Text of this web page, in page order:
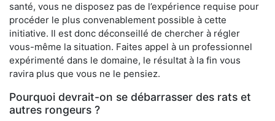
santé, vous ne disposez pas de l’expérience requise pour
procéder le plus convenablement possible à cette
initiative. Il est donc déconseillé de chercher à régler
vous-même la situation. Faites appel à un professionnel
expérimenté dans le domaine, le résultat à la fin vous
ravira plus que vous ne le pensiez.
Pourquoi devrait-on se débarrasser des rats et
autres rongeurs ?